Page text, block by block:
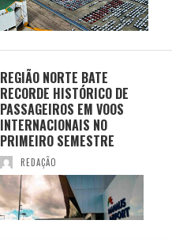
REGIÃO NORTE BATE
RECORDE HISTÓRICO DE
PASSAGEIROS EM VOOS
INTERNACIONAIS NO
PRIMEIRO SEMESTRE
REDAÇÃO